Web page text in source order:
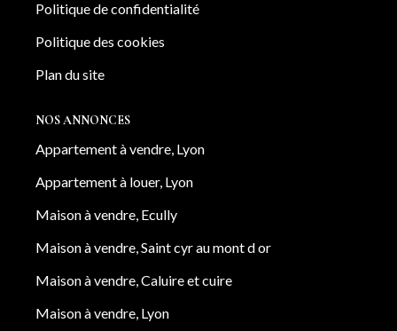
Politique de confidentialité
Politique des cookies
Plan du site
NOS ANNONCES
Appartement à vendre, Lyon
Appartement à louer, Lyon
Maison à vendre, Ecully
Maison à vendre, Saint cyr au mont d or
Maison à vendre, Caluire et cuire
Maison à vendre, Lyon